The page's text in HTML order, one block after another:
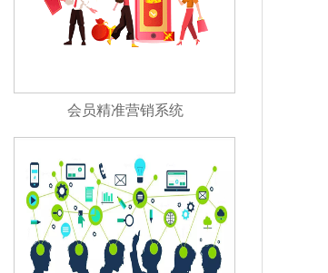
会员精准营销系统